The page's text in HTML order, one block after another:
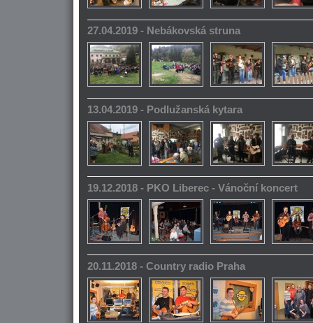
27.04.2019 - Nebákovská struna
13.04.2019 - Podlužanská kytara
19.12.2018 - PKO Liberec - Vánoční koncert
20.11.2018 - Country radio Praha